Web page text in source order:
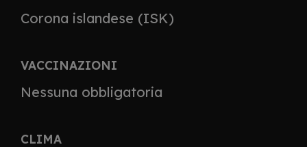
Corona islandese (ISK)
VACCINAZIONI
Nessuna obbligatoria
CLIMA